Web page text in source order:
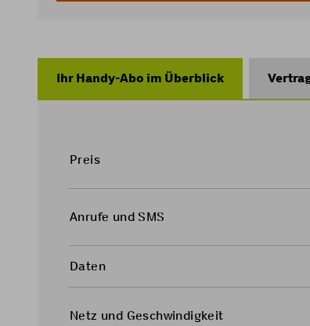
Ihr Handy-Abo im Überblick
Preis
Anrufe und SMS
Daten
Netz und Geschwindigkeit